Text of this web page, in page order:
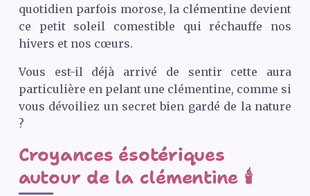
quotidien parfois morose, la clémentine devient
ce petit soleil comestible qui réchauffe nos
hivers et nos cœurs.
Vous est-il déjà arrivé de sentir cette aura
particulière en pelant une clémentine, comme si
vous dévoiliez un secret bien gardé de la nature
?
Croyances ésotériques
autour de la clémentine 🕯️